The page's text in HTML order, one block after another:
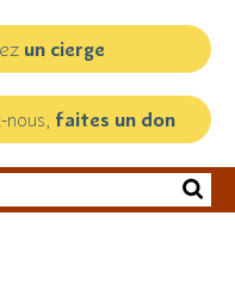
un cierge
faites un don